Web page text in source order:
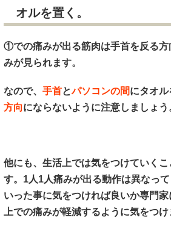
オルを置く。
①での痛みが出る筋肉は手首を反る方
みが見られます。
なので、 手首とパソコンの間にタオル
方向にならないように注意しましょう
他にも、生活上では気をつけていく
す。1人1人痛みが出る動作は異なっ
いった事に気をつければ良いか専門
上での痛みが軽減するように気をつけ